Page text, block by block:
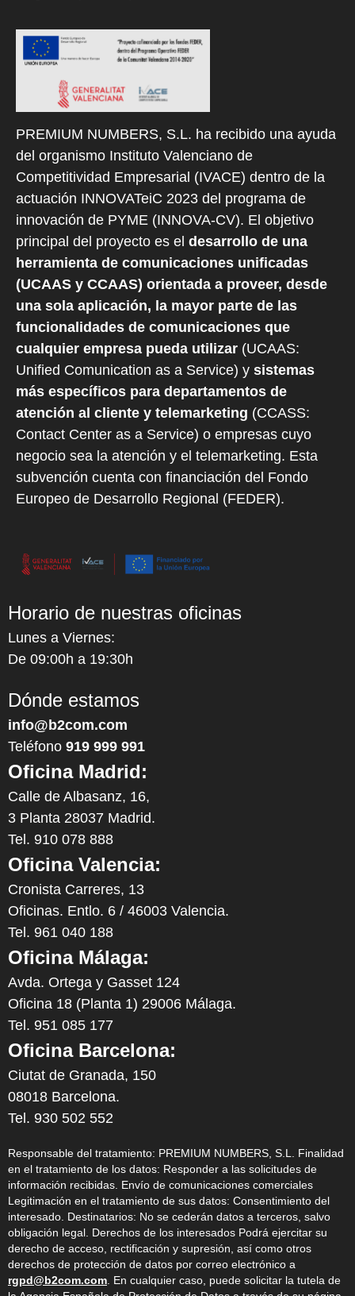
PREMIUM NUMBERS, S.L. ha recibido una ayuda
del organismo Instituto Valenciano de
Competitividad Empresarial (IVACE) dentro de la
actuación INNOVATeiC 2023 del programa de
innovación de PYME (INNOVA-CV). El objetivo
principal del proyecto es el desarrollo de una
herramienta de comunicaciones unificadas
(UCAAS y CCAAS) orientada a proveer, desde
una sola aplicación, la mayor parte de las
funcionalidades de comunicaciones que
cualquier empresa pueda utilizar (UCAAS:
Unified Comunication as a Service) y sistemas
más específicos para departamentos de
atención al cliente y telemarketing (CCASS:
Contact Center as a Service) o empresas cuyo
negocio sea la atención y el telemarketing. Esta
subvención cuenta con financiación del Fondo
Europeo de Desarrollo Regional (FEDER).
Horario de nuestras oficinas
Lunes a Viernes:
De 09:00h a 19:30h
Dónde estamos
info@b2com.com
Teléfono 919 999 991
Oficina Madrid:
Calle de Albasanz, 16,
3 Planta 28037 Madrid.
Tel. 910 078 888
Oficina Valencia:
Cronista Carreres, 13
Oficinas. Entlo. 6 / 46003 Valencia.
Tel. 961 040 188
Oficina Málaga:
Avda. Ortega y Gasset 124
Oficina 18 (Planta 1) 29006 Málaga.
Tel. 951 085 177
Oficina Barcelona:
Ciutat de Granada, 150
08018 Barcelona.
Tel. 930 502 552
Responsable del tratamiento: PREMIUM NUMBERS, S.L. Finalidad
en el tratamiento de los datos: Responder a las solicitudes de
información recibidas. Envío de comunicaciones comerciales
Legitimación en el tratamiento de sus datos: Consentimiento del
interesado. Destinatarios: No se cederán datos a terceros, salvo
obligación legal. Derechos de los interesados Podrá ejercitar su
derecho de acceso, rectificación y supresión, así como otros
derechos de protección de datos por correo electrónico a
rgpd@b2com.com . En cualquier caso, puede solicitar la tutela de